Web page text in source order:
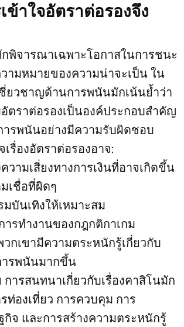
ข้าใจอัตราต่อรองจึง
พิจารณาเฉพาะโอกาสในการชนะ
ามหมายของความน่าจะเป็น ใน
ยวชาญด้านการพนันมักเน้นย้ำว่า
ตราต่อรองเป็นองค์ประกอบสำคัญ
ารพนันอย่างมีความรับผิดชอบ
รื่องอัตราต่อรองอาจ:
วามเสี่ยงทางการเงินที่อาจเกิดขึ้น
เชื่อที่ผิดๆ
มบันเทิงให้เหมาะสม
ารทำงานของกฎกติกาเกม
วกเขามีความตระหนักรู้เกี่ยวกับ
รพนันมากขึ้น
การสนทนาเกี่ยวกับเรื่องคาสิโนมัก
ท่องเที่ยว การควบคุม การ
กิจ และการสร้างความตระหนักรู้